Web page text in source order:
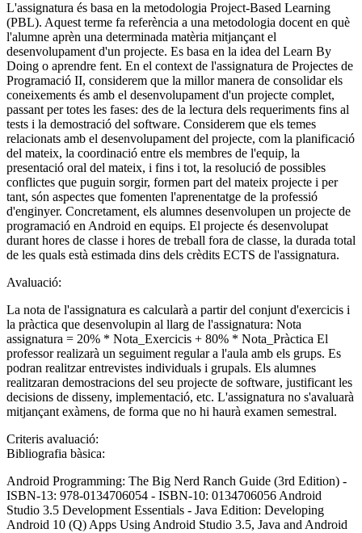
L'assignatura és basa en la metodologia Project-Based Learning
(PBL). Aquest terme fa referència a una metodologia docent en què
l'alumne aprèn una determinada matèria mitjançant el
desenvolupament d'un projecte. Es basa en la idea del Learn By
Doing o aprendre fent. En el context de l'assignatura de Projectes de
Programació II, considerem que la millor manera de consolidar els
coneixements és amb el desenvolupament d'un projecte complet,
passant per totes les fases: des de la lectura dels requeriments fins al
tests i la demostració del software. Considerem que els temes
relacionats amb el desenvolupament del projecte, com la planificació
del mateix, la coordinació entre els membres de l'equip, la
presentació oral del mateix, i fins i tot, la resolució de possibles
conflictes que puguin sorgir, formen part del mateix projecte i per
tant, són aspectes que fomenten l'aprenentatge de la professió
d'enginyer. Concretament, els alumnes desenvolupen un projecte de
programació en Android en equips. El projecte és desenvolupat
durant hores de classe i hores de treball fora de classe, la durada total
de les quals està estimada dins dels crèdits ECTS de l'assignatura.
Avaluació:
La nota de l'assignatura es calcularà a partir del conjunt d'exercicis i
la pràctica que desenvolupin al llarg de l'assignatura: Nota
assignatura = 20% * Nota_Exercicis + 80% * Nota_Pràctica El
professor realizarà un seguiment regular a l'aula amb els grups. Es
podran realitzar entrevistes individuals i grupals. Els alumnes
realitzaran demostracions del seu projecte de software, justificant les
decisions de disseny, implementació, etc. L'assignatura no s'avaluarà
mitjançant exàmens, de forma que no hi haurà examen semestral.
Criteris avaluació:
Bibliografia bàsica:
Android Programming: The Big Nerd Ranch Guide (3rd Edition) -
ISBN-13: 978-0134706054 - ISBN-10: 0134706056 Android
Studio 3.5 Development Essentials - Java Edition: Developing
Android 10 (Q) Apps Using Android Studio 3.5, Java and Android